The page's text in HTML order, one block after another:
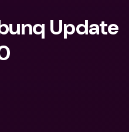
Update